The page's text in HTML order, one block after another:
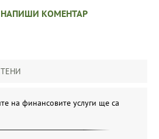
НАПИШИ КОМЕНТАР
на финансовите услуги ще са